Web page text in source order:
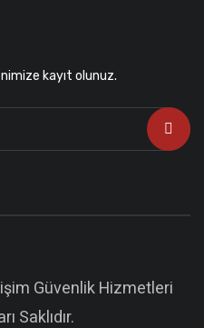
kayıt olunuz.
Güvenlik Hizmetleri
Saklıdır.